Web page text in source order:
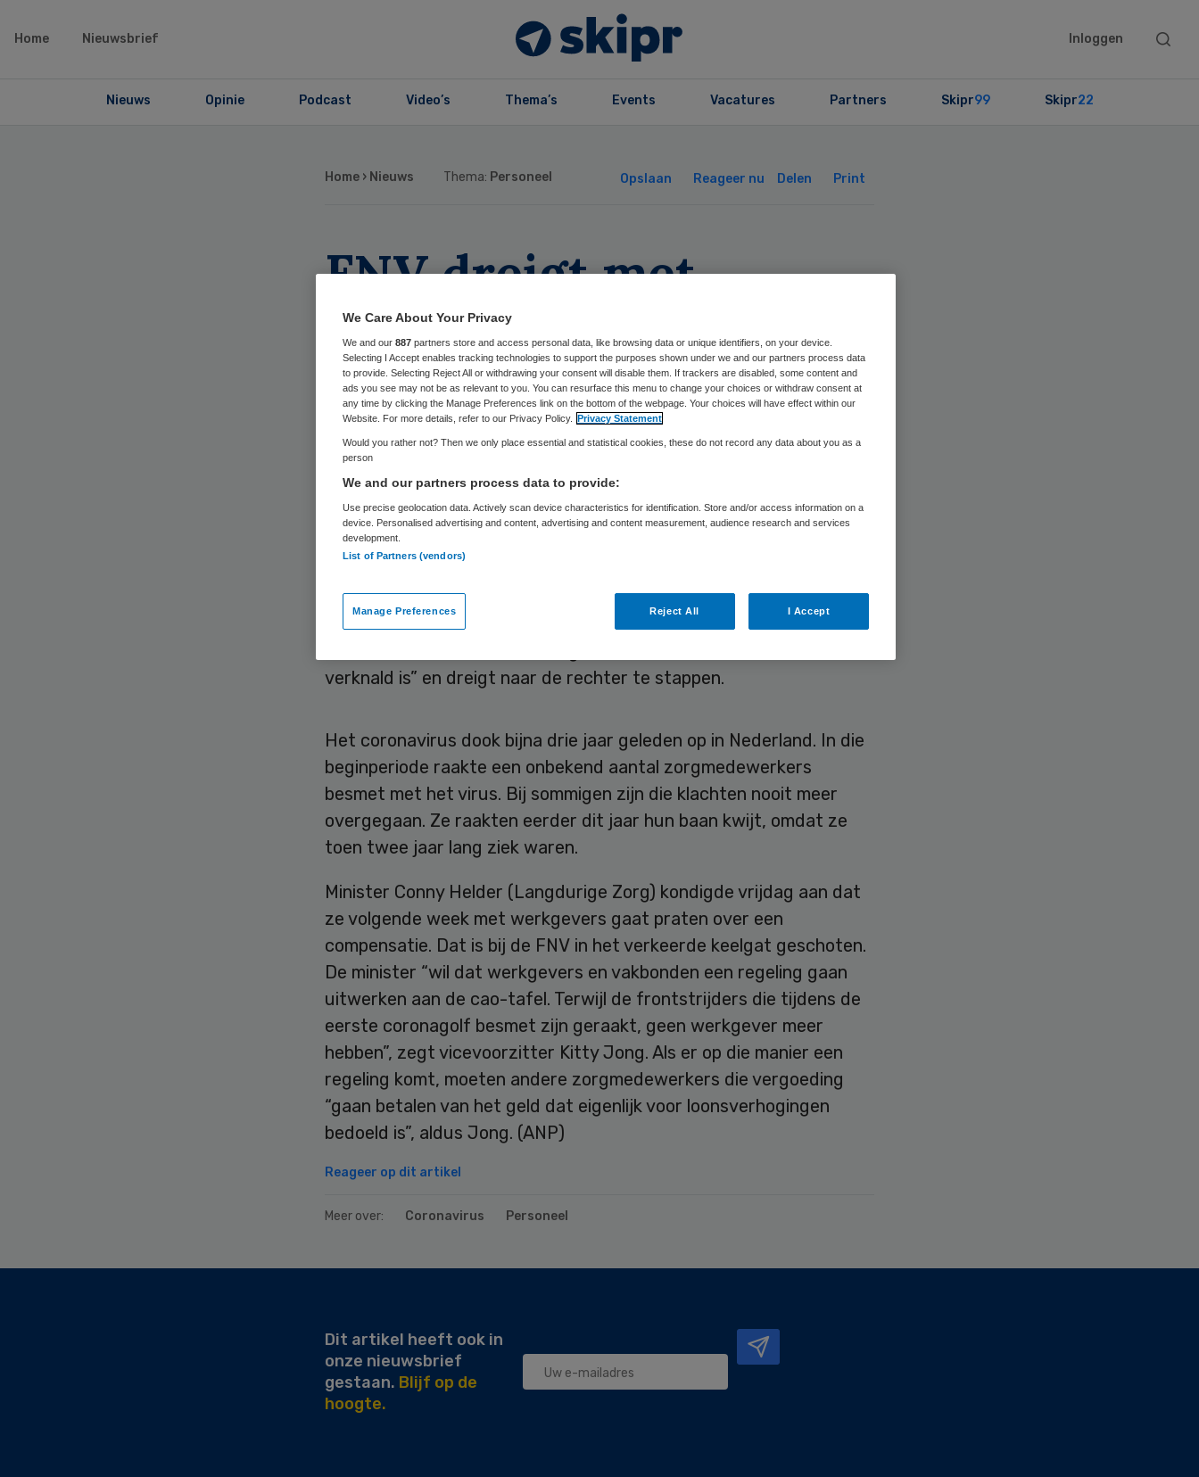
Home Nieuwsbrief Inloggen
Search
Nieuws Opinie Podcast Video’s Thema’s Events Vacatures Partners Skipr99 Skipr22
Home › Nieuws Thema: Personeel Opslaan Reageer nu Delen Print
FNV dreigt met
rechtszaak om
covidregeling
zorgmedewerkers
Skipr Redactie 16 december 2022,18:11 236 keer gelezen
vergoeding wil regelen voor mensen die in de zorg werken en
langdurige coronaklachten hebben opgelopen. De vakbond spreekt
verknald is” en dreigt naar de rechter te stappen.
Het coronavirus dook bijna drie jaar geleden op in Nederland. In die
beginperiode raakte een onbekend aantal zorgmedewerkers
besmet met het virus. Bij sommigen zijn die klachten nooit meer
overgegaan. Ze raakten eerder dit jaar hun baan kwijt, omdat ze
toen twee jaar lang ziek waren.
Minister Conny Helder (Langdurige Zorg) kondigde vrijdag aan dat
ze volgende week met werkgevers gaat praten over een
compensatie. Dat is bij de FNV in het verkeerde keelgat geschoten.
De minister “wil dat werkgevers en vakbonden een regeling gaan
uitwerken aan de cao-tafel. Terwijl de frontstrijders die tijdens de
eerste coronagolf besmet zijn geraakt, geen werkgever meer
hebben”, zegt vicevoorzitter Kitty Jong. Als er op die manier een
regeling komt, moeten andere zorgmedewerkers die vergoeding
“gaan betalen van het geld dat eigenlijk voor loonsverhogingen
bedoeld is”, aldus Jong. (ANP)
Reageer op dit artikel
Meer over: Coronavirus Personeel
Dit artikel heeft ook in
onze nieuwsbrief
gestaan. Blijf op de
hoogte.
We Care About Your Privacy
We and our 887 partners store and access personal data, like browsing data or unique identifiers, on your device.
Selecting I Accept enables tracking technologies to support the purposes shown under we and our partners process data
to provide. Selecting Reject All or withdrawing your consent will disable them. If trackers are disabled, some content and
ads you see may not be as relevant to you. You can resurface this menu to change your choices or withdraw consent at
any time by clicking the Manage Preferences link on the bottom of the webpage. Your choices will have effect within our
Website. For more details, refer to our Privacy Policy. Privacy Statement
Would you rather not? Then we only place essential and statistical cookies, these do not record any data about you as a
person
We and our partners process data to provide:
Use precise geolocation data. Actively scan device characteristics for identification. Store and/or access information on a
device. Personalised advertising and content, advertising and content measurement, audience research and services
development.
List of Partners (vendors)
Manage Preferences Reject All I Accept